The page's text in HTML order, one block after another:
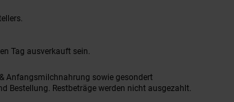
Tag ausverkauft sein.
Anfangsmilchnahrung sowie gesondert
Bestellung. Restbeträge werden nicht ausgezahlt.